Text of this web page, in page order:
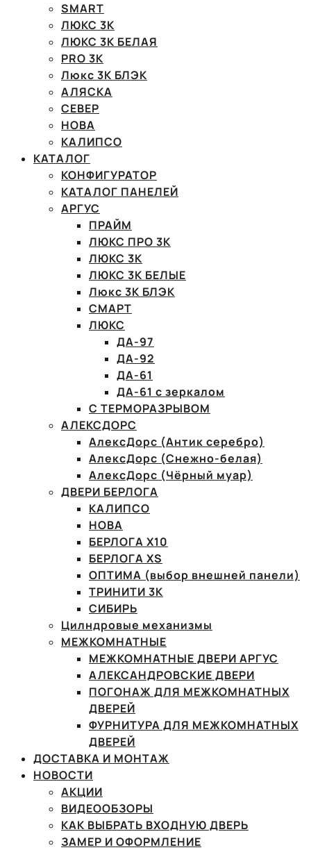
SMART
ЛЮКС 3К
ЛЮКС 3К БЕЛАЯ
PRO 3K
Люкс 3К БЛЭК
АЛЯСКА
СЕВЕР
НОВА
КАЛИПСО
КАТАЛОГ
КОНФИГУРАТОР
КАТАЛОГ ПАНЕЛЕЙ
АРГУС
ПРАЙМ
ЛЮКС ПРО 3К
ЛЮКС 3К
ЛЮКС 3К БЕЛЫЕ
Люкс 3К БЛЭК
СМАРТ
ЛЮКС
ДА-97
ДА-92
ДА-61
ДА-61 с зеркалом
С ТЕРМОРАЗРЫВОМ
АЛЕКСДОРС
АлексДорс (Антик серебро)
АлексДорс (Снежно-белая)
АлексДорс (Чёрный муар)
ДВЕРИ БЕРЛОГА
КАЛИПСО
НОВА
БЕРЛОГА Х10
БЕРЛОГА XS
ОПТИМА (выбор внешней панели)
ТРИНИТИ 3К
СИБИРЬ
Цилндровые механизмы
МЕЖКОМНАТНЫЕ
МЕЖКОМНАТНЫЕ ДВЕРИ АРГУС
АЛЕКСАНДРОВСКИЕ ДВЕРИ
ПОГОНАЖ ДЛЯ МЕЖКОМНАТНЫХ
ДВЕРЕЙ
ФУРНИТУРА ДЛЯ МЕЖКОМНАТНЫХ
ДВЕРЕЙ
ДОСТАВКА И МОНТАЖ
НОВОСТИ
АКЦИИ
ВИДЕООБЗОРЫ
КАК ВЫБРАТЬ ВХОДНУЮ ДВЕРЬ
ЗАМЕР И ОФОРМЛЕНИЕ